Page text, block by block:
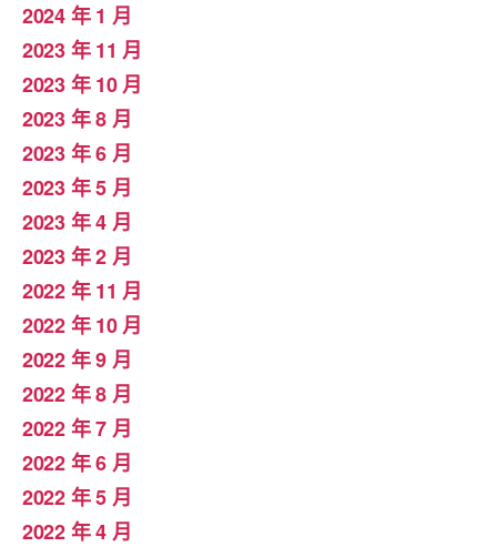
2024 年 1 月
2023 年 11 月
2023 年 10 月
2023 年 8 月
2023 年 6 月
2023 年 5 月
2023 年 4 月
2023 年 2 月
2022 年 11 月
2022 年 10 月
2022 年 9 月
2022 年 8 月
2022 年 7 月
2022 年 6 月
2022 年 5 月
2022 年 4 月